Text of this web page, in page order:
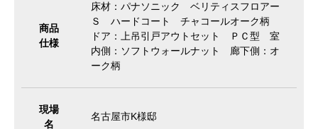
商品
仕様
床材：パナソニック ベリティスフロアー
Ｓ ハードコート チャコールオーク柄
ドア：上吊引戸アウトセット ＰＣ型 室
内側：ソフトウォールナット 廊下側：オ
ーク柄
現場
名
名古屋市K様邸